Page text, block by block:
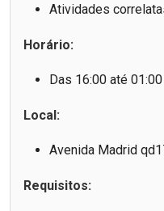
Atividades
Horário:
Das 16:00 até
Local:
Avenida Madrid
Requisitos: